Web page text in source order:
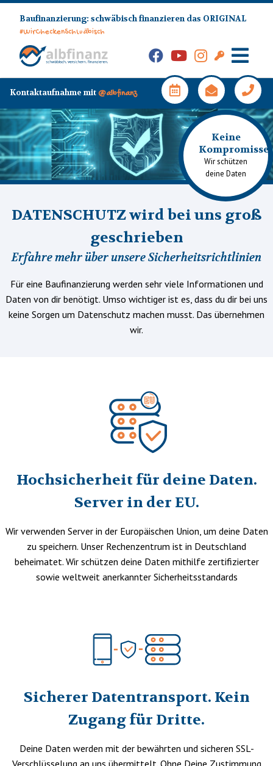
content
Baufinanzierung: schwäbisch finanzieren das ORIGINAL
#WirCheckenSchwäbisch
FacebookYouTubeInstagram
Kunden-
Keine
Kompromisse
Wir schützen
deine Daten
DATENSCHUTZ wird bei uns groß
geschrieben
Erfahre mehr über unsere Sicherheitsrichtlinien
Für eine Baufinanzierung werden sehr viele Informationen und
Daten von dir benötigt. Umso wichtiger ist es, dass du dir bei uns
keine Sorgen um Datenschutz machen musst. Das übernehmen
wir.
Hochsicherheit für deine Daten.
Server in der EU.
Wir verwenden Server in der Europäischen Union, um deine Daten
zu speichern. Unser Rechenzentrum ist in Deutschland
beheimatet. Wir schützen deine Daten mithilfe zertifizierter
sowie weltweit anerkannter Sicherheitsstandards
Sicherer Datentransport. Kein
Zugang für Dritte.
Deine Daten werden mit der bewährten und sicheren SSL-
Kontaktaufnahme mit @albfinanz